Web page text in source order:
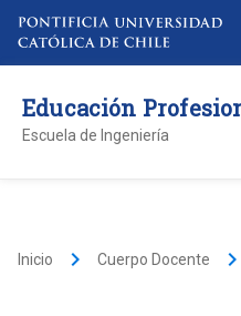
Educación
Escuela de Ingeniería
Inicio keyboard_arrow_right Cuerpo Docente keyboard_arrow_right